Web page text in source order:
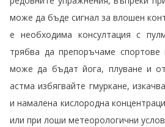
може да бъде сигнал за влошен
е необходима консултация с
трябва да препоръчаме спортове
може да бъдат йога, плуване и
астма избягвайте гмуркане,
и намалена кислородна
или при лоши метеорологични